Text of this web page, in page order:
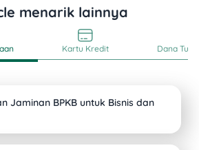
menarik lainnya
Kartu Kredit Dana
Jaminan BPKB untuk Bisnis dan